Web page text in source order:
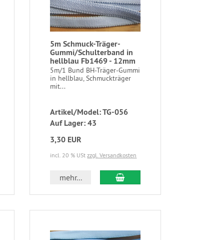
5m Schmuck-Träger-
Gummi/Schulterband in
hellblau Fb1469 - 12mm
5m/1 Bund BH-Träger-Gummi
in hellblau, Schmuckträger
mit...
Artikel/Model: TG-056
Auf Lager: 43
3,30 EUR
incl. 20 % UStzzgl. Versandkosten
mehr...